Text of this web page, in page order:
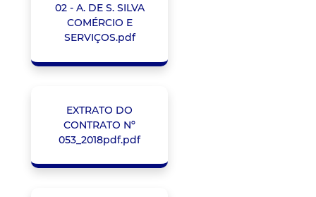
02 - A. DE S. SILVA
COMÉRCIO E
SERVIÇOS.pdf
EXTRATO DO
CONTRATO Nº
053_2018pdf.pdf